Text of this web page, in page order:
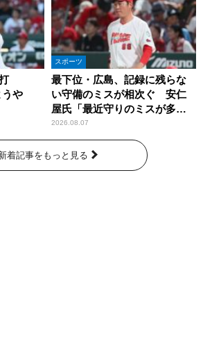
や
スポーツ
最下位・広島、記録に残らな
い守備のミスが相次ぐ 安仁
屋氏「最近守りのミスが多
い」
2026.08.07
着記事をもっと見る